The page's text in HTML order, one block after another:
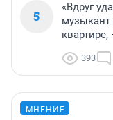
5
«Вдруг
музыкант
393
МНЕНИЕ